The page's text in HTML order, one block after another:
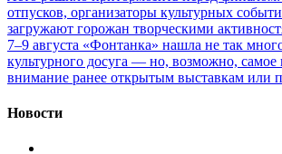
отпусков, организаторы культурных
загружают горожан творческими
7–9 августа «Фонтанка» нашла не так
культурного досуга — но, возможно, самое
внимание ранее открытым выставкам или
Новости